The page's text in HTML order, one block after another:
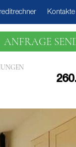
Kontakte
ANFRAGE